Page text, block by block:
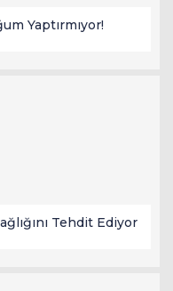
Yaptırmıyor!
Tehdit Ediyor